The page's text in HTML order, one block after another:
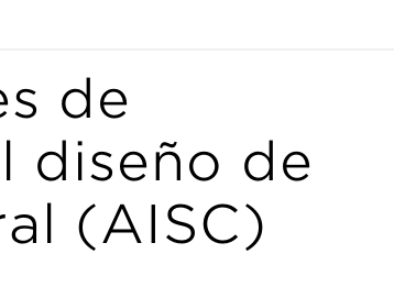
de
diseño de
(AISC)